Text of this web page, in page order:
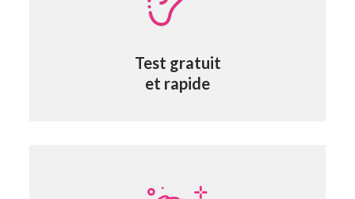
Test gratuit
et rapide